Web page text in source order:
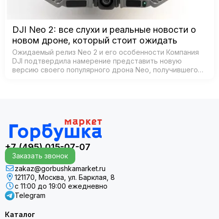
DJI Neo 2: все слухи и реальные новости о
новом дроне, который стоит ожидать
Ожидаемый релиз Neo 2 и его особенности Компания
DJI подтвердила намерение представить новую
версию своего популярного дрона Neo, получившего
+7 (495) 015-07-07
Заказать звонок
zakaz@gorbushkamarket.ru
121170, Москва, ул. Барклая, 8
с 11:00 до 19:00 ежедневно
Telegram
Каталог